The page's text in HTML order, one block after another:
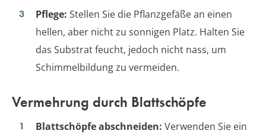
Pflege: Stellen Sie die Pflanzgefäße an einen
hellen, aber nicht zu sonnigen Platz. Halten Sie
das Substrat feucht, jedoch nicht nass, um
Schimmelbildung zu vermeiden.
Vermehrung durch Blattschöpfe
Blattschöpfe abschneiden: Verwenden Sie ein